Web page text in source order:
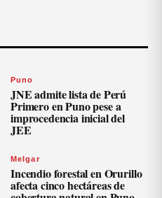
Puno
JNE admite lista de Perú
Primero en Puno pese a
improcedencia inicial del
JEE
Melgar
Incendio forestal en Orurillo
afecta cinco hectáreas de